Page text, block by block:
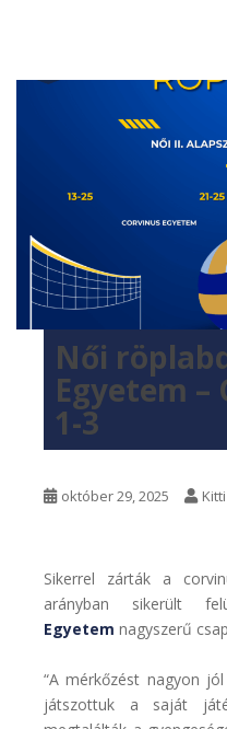
Női
Egyetem –
1-3
október 29, 2025
Sikerrel zárták a
arányban sikerült
Egyetem nagyszerű
“A mérkőzést nagyon
játszottuk a saját